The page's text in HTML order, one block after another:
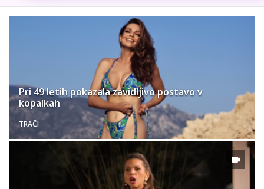
Pri 49 letih pokazala zavidljivo postavo v
kopalkah
TRAČI